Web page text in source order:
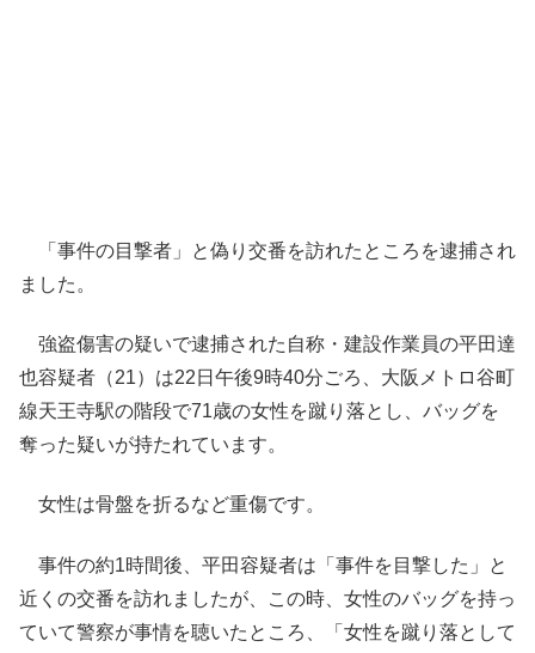
「事件の目撃者」と偽り交番を訪れたところを逮捕され
ました。
強盗傷害の疑いで逮捕された自称・建設作業員の平田達
也容疑者（21）は22日午後9時40分ごろ、大阪メトロ谷町
線天王寺駅の階段で71歳の女性を蹴り落とし、バッグを
奪った疑いが持たれています。
女性は骨盤を折るなど重傷です。
事件の約1時間後、平田容疑者は「事件を目撃した」と
近くの交番を訪れましたが、この時、女性のバッグを持っ
ていて警察が事情を聴いたところ、「女性を蹴り落として